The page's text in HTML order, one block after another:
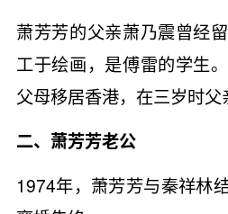
萧芳芳的父亲萧乃震曾经
工于绘画，是傅雷的学生
父母移居香港，在三岁时父
二、萧芳芳老公
1974年，萧芳芳与秦祥林